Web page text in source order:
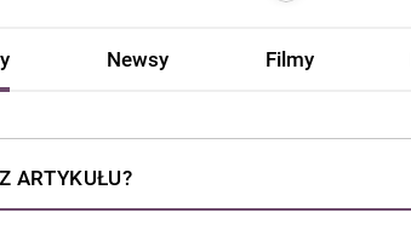
Newsy Filmy
ARTYKUŁU?